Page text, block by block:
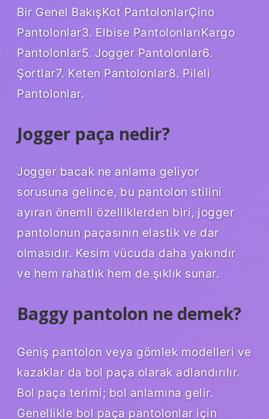
Bir Genel BakışKot PantolonlarÇino
Pantolonlar3. Elbise PantolonlarıKargo
Pantolonlar5. Jogger Pantolonlar6.
Şortlar7. Keten Pantolonlar8. Pileli
Pantolonlar.
Jogger paça nedir?
Jogger bacak ne anlama geliyor
sorusuna gelince, bu pantolon stilini
ayıran önemli özelliklerden biri, jogger
pantolonun paçasının elastik ve dar
olmasıdır. Kesim vücuda daha yakındır
ve hem rahatlık hem de şıklık sunar.
Baggy pantolon ne demek?
Geniş pantolon veya gömlek modelleri ve
kazaklar da bol paça olarak adlandırılır.
Bol paça terimi; bol anlamına gelir.
Genellikle bol paça pantolonlar için